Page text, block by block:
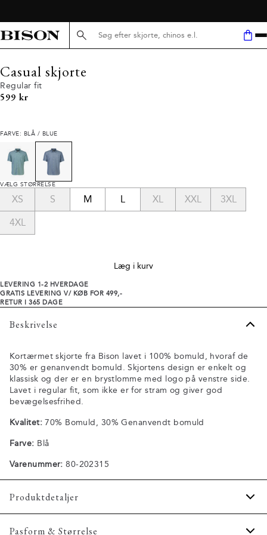
Søg her...
Casual skjorte
Regular fit
I alt (inkl. rabat)
599 kr
FARVE: BLÅ / BLUE
VÆLG STØRRELSE
XS S M L XL XXL 3XL
4XL
Læg i kurv
LEVERING 1-2 HVERDAGE
GRATIS LEVERING V/ KØB FOR 499,-
RETUR I 365 DAGE
Beskrivelse
Kortærmet skjorte fra Bison lavet i 100% bomuld, hvoraf de
30% er genanvendt bomuld. Skjortens design er enkelt og
klassisk og der er en brystlomme med logo på venstre side.
Lavet i regular fit, som ikke er for stram og giver god
bevægelsesfrihed.
Kvalitet:70% Bomuld, 30% Genanvendt bomuld
Farve: Blå
Varenummer: 80-202315
Produktdetaljer
Fremstillet i 100% bomuld.
Pasform & Størrelse